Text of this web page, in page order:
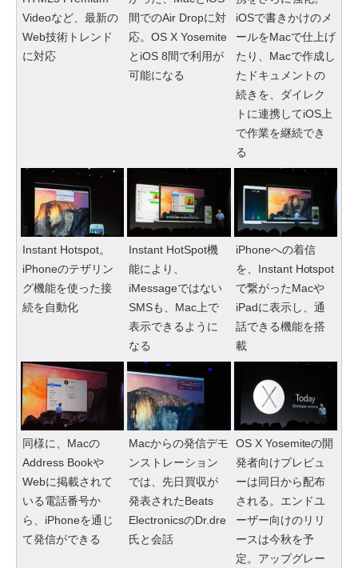
Videoなど、最新の
Web技術トレンド
に対応
間でのAir Dropに対
応。OS X Yosemite
とiOS 8間で利用が
可能になる
iOSで書きかけのメ
ールをMacで仕上げ
たり、Macで作成し
たドキュメントの
続きを、ダイレク
トに連携してiOS上
で作業を継続でき
る
Instant Hotspot。
iPhoneのテザリン
グ機能を使った接
続を自動化
Instant HotSpot機
能により、
iMessageではない
SMSも、Mac上で
表示できるように
なる
iPhoneへの着信
を、Instant Hotspot
で繋がったMacや
iPadに表示し、通
話できる機能を搭
載
同様に、Macの
Address Bookや
Webに掲載されて
いる電話番号か
ら、iPhoneを通じ
て発信ができる
Macからの発信デモ
ンストレーション
では、先日買収が
発表されたBeats
ElectronicsのDr.dre
氏と会話
OS X Yosemiteの開
発者向けプレビュ
ーは同日から配布
される。エンドユ
ーザー向けのリリ
ースは今秋を予
定。アップグレー